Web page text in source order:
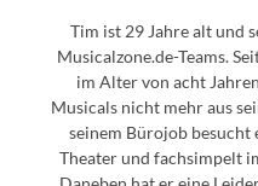
Tim ist 29 Jahre alt und
Musicalzone.de-Teams.
im Alter von acht
Musicals nicht mehr aus
seinem Bürojob besucht
Theater und fachsimpelt